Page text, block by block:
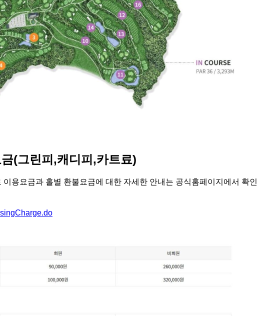
(그린피,캐디피,카트료)
용요금과 홀별 환불요금에 대한 자세한 안내는 공식홈페이지에서 확인